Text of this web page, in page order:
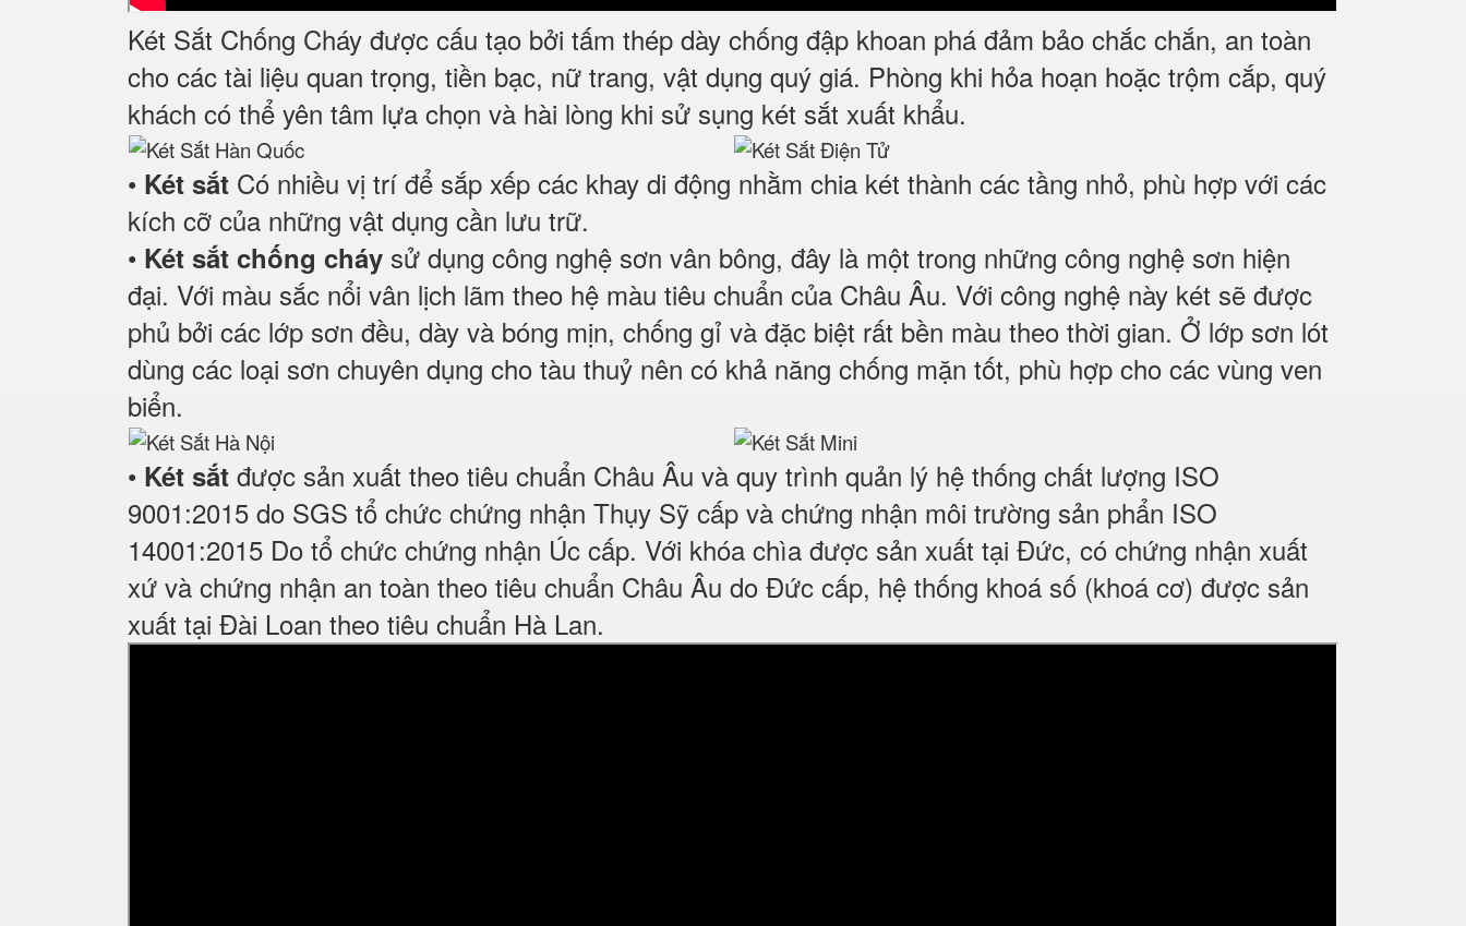
Két Sắt Chống Cháy được cấu tạo bởi tấm thép dày chống đập khoan phá đảm bảo chắc chắn, an toàn
cho các tài liệu quan trọng, tiền bạc, nữ trang, vật dụng quý giá. Phòng khi hỏa hoạn hoặc trộm cắp, quý
khách có thể yên tâm lựa chọn và hài lòng khi sử sụng két sắt xuất khẩu.
• Két sắt Có nhiều vị trí để sắp xếp các khay di động nhằm chia két thành các tầng nhỏ, phù hợp với các
kích cỡ của những vật dụng cần lưu trữ.
• Két sắt chống cháy sử dụng công nghệ sơn vân bông, đây là một trong những công nghệ sơn hiện
đại. Với màu sắc nổi vân lịch lãm theo hệ màu tiêu chuẩn của Châu Âu. Với công nghệ này két sẽ được
phủ bởi các lớp sơn đều, dày và bóng mịn, chống gỉ và đặc biệt rất bền màu theo thời gian. Ở lớp sơn lót
dùng các loại sơn chuyên dụng cho tàu thuỷ nên có khả năng chống mặn tốt, phù hợp cho các vùng ven
biển.
• Két sắt được sản xuất theo tiêu chuẩn Châu Âu và quy trình quản lý hệ thống chất lượng ISO
9001:2015 do SGS tổ chức chứng nhận Thụy Sỹ cấp và chứng nhận môi trường sản phẩn ISO
14001:2015 Do tổ chức chứng nhận Úc cấp. Với khóa chìa được sản xuất tại Đức, có chứng nhận xuất
xứ và chứng nhận an toàn theo tiêu chuẩn Châu Âu do Đức cấp, hệ thống khoá số (khoá cơ) được sản
xuất tại Đài Loan theo tiêu chuẩn Hà Lan.